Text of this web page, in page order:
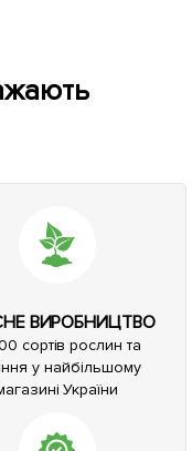
ВИРОБНИЦТВО
сортів рослин та
у найбільшому
України